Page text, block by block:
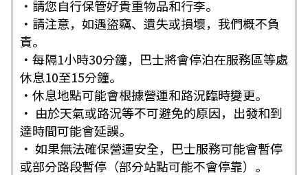
・請您自行保管好貴重物品和行李。
・請注意，如遇盜竊、遺失或損壞，我們概不負
責。
・每隔1小時30分鐘，巴士將會停泊在服務區等處
休息10至15分鐘。
・休息地點可能會根據營運和路況臨時變更。
・ 由於天氣或路況等不可避免的原因，出發和到
達時間可能會延誤。
・ 如果無法確保營運安全，巴士服務可能會暫停
或部分路段暫停（部分站點可能不會停靠）。